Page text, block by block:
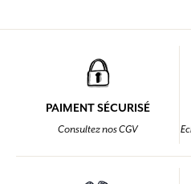
PAIMENT SÉCURISÉ
Consultez nos CGV